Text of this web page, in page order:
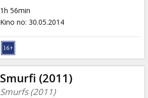
1h 56min
Kino no: 30.05.2014
Smurfi (2011)
Smurfs (2011)